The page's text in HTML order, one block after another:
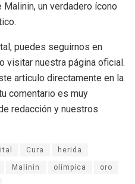
un verdadero ícono
puedes seguirnos en
o visitar nuestra página oficial.
articulo directamente en la
comentario es muy
redacción y nuestros
Cura herida
Malinin olímpica oro